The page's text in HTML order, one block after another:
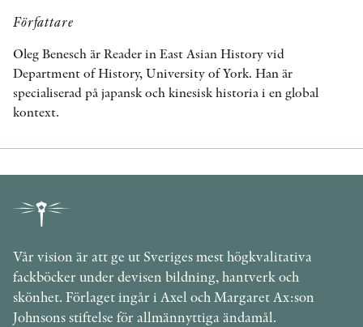
Författare
Oleg Benesch är Reader in East Asian History vid
Department of History, University of York. Han är
specialiserad på japansk och kinesisk historia i en global
kontext.
Vår vision är att ge ut Sveriges mest högkvalitativa
fackböcker under devisen bildning, hantverk och
skönhet. Förlaget ingår i Axel och Margaret Ax:son
Johnsons stiftelse för allmännyttiga ändamål.